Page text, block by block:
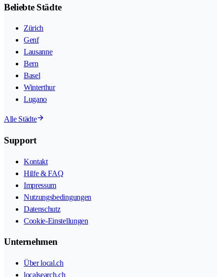
Beliebte Städte
Zürich
Genf
Lausanne
Bern
Basel
Winterthur
Lugano
Alle Städte
Support
Kontakt
Hilfe & FAQ
Impressum
Nutzungsbedingungen
Datenschutz
Cookie-Einstellungen
Unternehmen
Über local.ch
localsearch.ch